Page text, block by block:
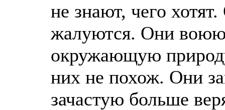
не знают, чего
жалуются. Они
окружающую
них не похож. Они
зачастую больше